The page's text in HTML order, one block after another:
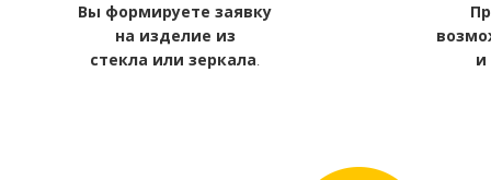
и
Вы формируете заявку
на изделие из
стекла или зеркала.